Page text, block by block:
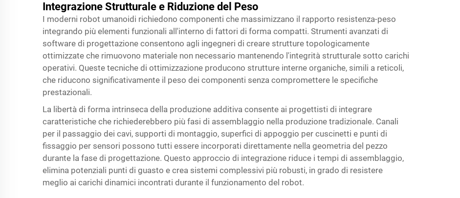
Integrazione Strutturale e Riduzione del Peso
I moderni robot umanoidi richiedono componenti che massimizzano il rapporto resistenza-peso
integrando più elementi funzionali all'interno di fattori di forma compatti. Strumenti avanzati di
software di progettazione consentono agli ingegneri di creare strutture topologicamente
ottimizzate che rimuovono materiale non necessario mantenendo l'integrità strutturale sotto carichi
operativi. Queste tecniche di ottimizzazione producono strutture interne organiche, simili a reticoli,
che riducono significativamente il peso dei componenti senza compromettere le specifiche
prestazionali.
La libertà di forma intrinseca della produzione additiva consente ai progettisti di integrare
caratteristiche che richiederebbero più fasi di assemblaggio nella produzione tradizionale. Canali
per il passaggio dei cavi, supporti di montaggio, superfici di appoggio per cuscinetti e punti di
fissaggio per sensori possono tutti essere incorporati direttamente nella geometria del pezzo
durante la fase di progettazione. Questo approccio di integrazione riduce i tempi di assemblaggio,
elimina potenziali punti di guasto e crea sistemi complessivi più robusti, in grado di resistere
meglio ai carichi dinamici incontrati durante il funzionamento del robot.